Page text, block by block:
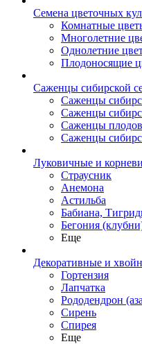
Семена цветочных
Комнатные
Многолетние
Однолетние
Плодоносящие
Саженцы сибирской
Саженцы
Саженцы
Саженцы
Саженцы
Луковичные и
Страусник
Анемона
Астильба
Бабиана,
Бегония
Еще
Декоративные и
Гортензия
Лапчатка
Рододендрон
Сирень
Спирея
Еще